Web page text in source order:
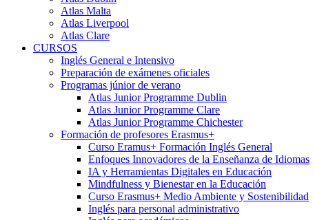
Atlas Malta
Atlas Liverpool
Atlas Clare
CURSOS
Inglés General e Intensivo
Preparación de exámenes oficiales
Programas júnior de verano
Atlas Junior Programme Dublin
Atlas Junior Programme Clare
Atlas Junior Programme Chichester
Formación de profesores Erasmus+
Curso Eramus+ Formación Inglés General
Enfoques Innovadores de la Enseñanza de Idiomas
IA y Herramientas Digitales en Educación
Mindfulness y Bienestar en la Educación
Curso Erasmus+ Medio Ambiente y Sostenibilidad
Inglés para personal administrativo